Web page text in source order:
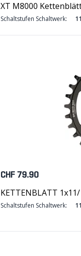
XT M8000
Schaltstufen Schaltwerk:
CHF 79.90
KETTENBLATT
Schaltstufen Schaltwerk: